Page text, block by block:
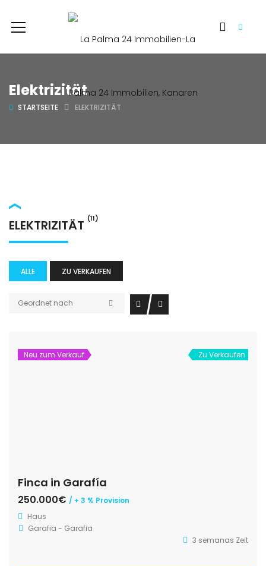
Elektrizität
STARTSEITE ELEKTRIZITÄT
ELEKTRIZITÄT (11)
ALLE ZU VERKAUFEN
Geordnet nach
Neu zum Verkauf Zu Verkaufen
Finca in Garafía
250.000€ / + 3 % Provision
Haus
Garafia - Garafia
3 semanas Zeit